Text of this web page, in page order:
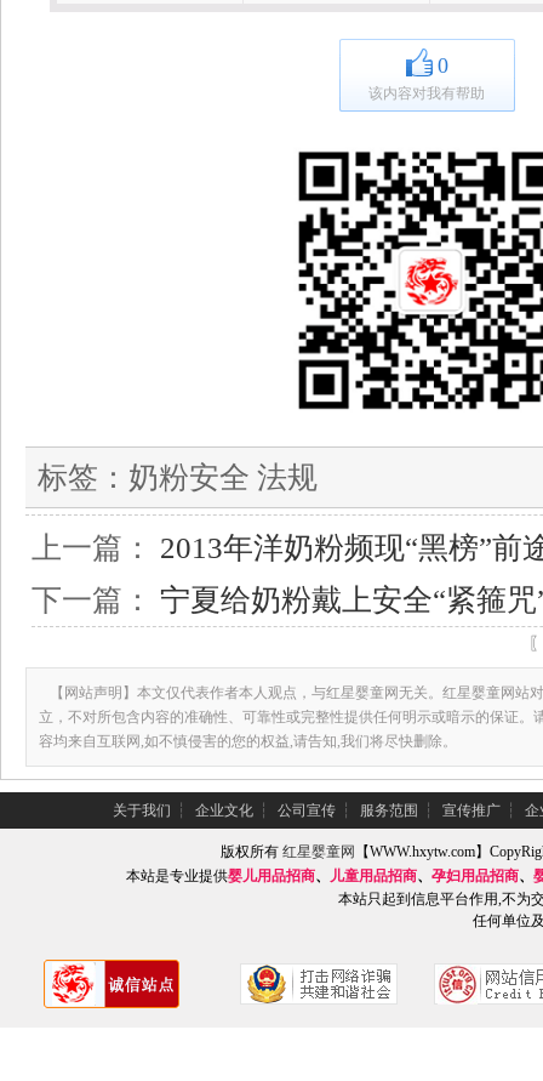
0
该内容对我有帮助
标签： 奶粉安全 法规
上一篇： 2013年洋奶粉频现“黑榜”前
下一篇： 宁夏给奶粉戴上安全“紧箍咒
【网站声明】本文仅代表作者本人观点，与红星婴童网无关。红星婴童网站
立，不对所包含内容的准确性、可靠性或完整性提供任何明示或暗示的保证。
容均来自互联网,如不慎侵害的您的权益,请告知,我们将尽快删除。
关于我们 ┆ 企业文化 ┆ 公司宣传 ┆ 服务范围 ┆ 宣传推广 ┆ 企
版权所有红星婴童网
【WWW.hxytw.com】
本站是专业提供婴儿用品招商、 儿童用品招商、 孕妇用品招商、
本站只起到信息平台作用,不为
任何单位